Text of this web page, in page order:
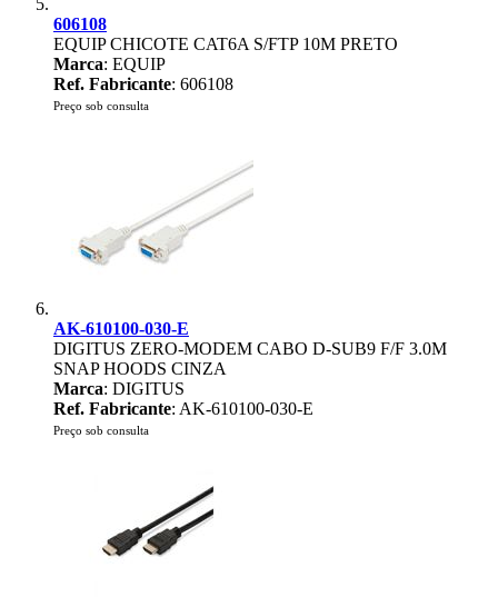
606108
EQUIP CHICOTE CAT6A S/FTP 10M PRETO
Marca: EQUIP
Ref. Fabricante: 606108
Preço sob consulta
AK-610100-030-E
DIGITUS ZERO-MODEM CABO D-SUB9 F/F 3.0M
SNAP HOODS CINZA
Marca: DIGITUS
Ref. Fabricante: AK-610100-030-E
Preço sob consulta